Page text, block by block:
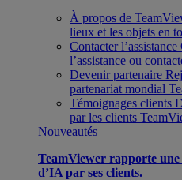
À propos de
lieux et les objets en
Contacter l’assistance
l’assistance ou
Devenir partenaire
partenariat mondial
Témoignages clients
par les clients
Nouveautés
TeamViewer rapporte
d’IA par ses clients.